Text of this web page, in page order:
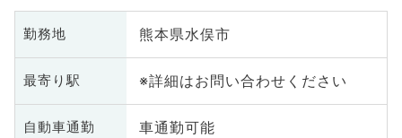
勤務地 熊本県水俣市
最寄り駅 ※詳細はお問い合わせください
自動車通勤 車通勤可能